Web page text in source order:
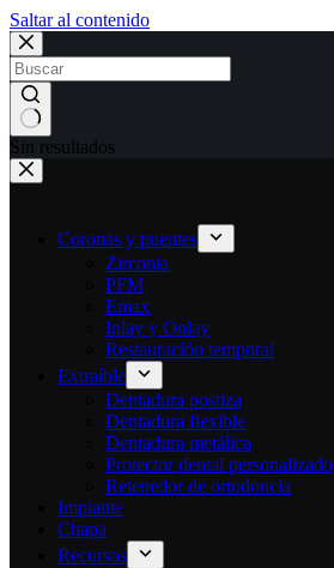
Saltar al contenido
Sin resultados
Coronas y puentes
Zirconia
PFM
Emax
Inlay y Onlay
Restauración temporal
Extraíble
Dentadura postiza
Dentadura flexible
Dentadura metálica
Protector dental personalizado
Retenedor de ortodoncia
Implante
Chapa
Recursos